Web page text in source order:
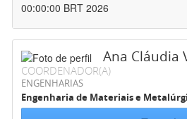
00:00:00 BRT 2026
Ana Cláudia
COORDENADOR(A)
ENGENHARIAS
Engenharia de Materiais e